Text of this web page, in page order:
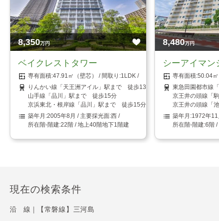
8,350万円
ベイクレストタワー
47.91㎡（壁芯）
1LDK
りんかい線「天王洲アイル」駅まで 徒歩13分
山手線「品川」駅まで 徒歩15分
京浜東北・根岸線「品川」駅まで 徒歩15分
2005年8月
西
22階 / 地上40階地下1階建
8,480万円
シーアイマン
50.04
東急田園都市線
京王井の頭線「
京王井の頭線「
1972年11
6階 /
現在の検索条件
沿 線｜ 【常磐線】三河島